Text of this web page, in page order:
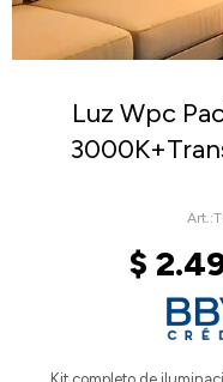
Luz Wpc
$